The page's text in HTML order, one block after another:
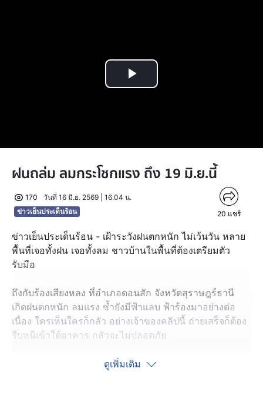
Play
ฝนถล่ม ลมกระโชกแรง ถึง 19 มิ.ย.นี้
170
วันที่ 16 มิ.ย. 2569 | 16.04 น.
ข่าวเย็นประเด็นร้อน
20 แชร์
ข่าวเย็นประเด็นร้อน - เฝ้าระวังฝนตกหนัก ไม่เว้นวัน หลาย
พื้นที่เจอทั้งฝน เจอทั้งลม ชาวบ้านในพื้นที่ต้องเตรียมตัว
รับมือ
ถึงกับร้องเสียงหลง ที่อำเภอดอนสัก จังหวัดสุราษฎร์ธานี
เกิดฝนตกหนัก ลมแรง ซ้ำยังมีฟ้าแลบ ฟ้าร้องมาอย่างต่อ
เนื่อง ใครเห็นใครก็กลัว อย่างเจ้าของคลิปนี้ ถ่ายเสร็จก็ต้อง
รีบหนีเข้าใต้อาคาร กลัวจะไม่ปลอดภัย
ขยับมาดูกันที่อำเภอวังน้อย จังหวัดพระนครศรีอยุธยา ก็ไม่
ดูเพิ่มเติม